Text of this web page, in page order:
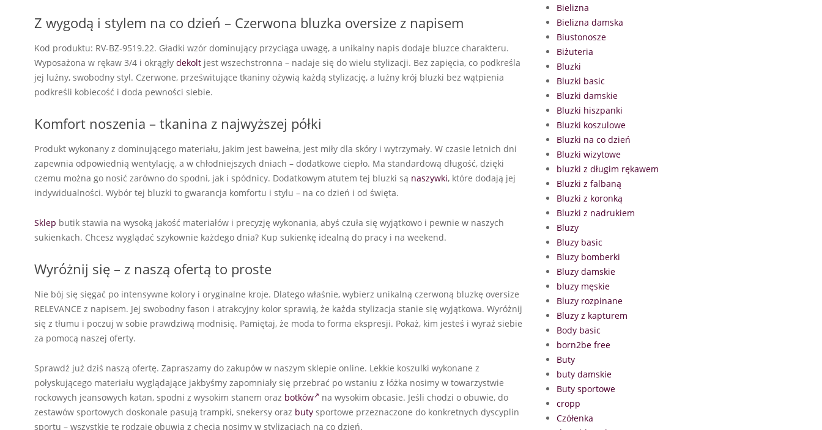
Z wygodą i stylem na co dzień – Czerwona bluzka oversize z napisem
Kod produktu: RV-BZ-9519.22. Gładki wzór dominujący przyciąga uwagę, a unikalny napis dodaje bluzce charakteru.
Wyposażona w rękaw 3/4 i okrągły dekolt jest wszechstronna – nadaje się do wielu stylizacji. Bez zapięcia, co podkreśla
jej luźny, swobodny styl. Czerwone, prześwitujące tkaniny ożywią każdą stylizację, a luźny krój bluzki bez wątpienia
podkreśli kobiecość i doda pewności siebie.
Komfort noszenia – tkanina z najwyższej półki
Produkt wykonany z dominującego materiału, jakim jest bawełna, jest miły dla skóry i wytrzymały. W czasie letnich dni
zapewnia odpowiednią wentylację, a w chłodniejszych dniach – dodatkowe ciepło. Ma standardową długość, dzięki
czemu można go nosić zarówno do spodni, jak i spódnicy. Dodatkowym atutem tej bluzki są naszywki, które dodają jej
indywidualności. Wybór tej bluzki to gwarancja komfortu i stylu – na co dzień i od święta.
Sklep butik stawia na wysoką jakość materiałów i precyzję wykonania, abyś czuła się wyjątkowo i pewnie w naszych
sukienkach. Chcesz wyglądać szykownie każdego dnia? Kup sukienkę idealną do pracy i na weekend.
Wyróżnij się – z naszą ofertą to proste
Nie bój się sięgać po intensywne kolory i oryginalne kroje. Dlatego właśnie, wybierz unikalną czerwoną bluzkę oversize
RELEVANCE z napisem. Jej swobodny fason i atrakcyjny kolor sprawią, że każda stylizacja stanie się wyjątkowa. Wyróżnij
się z tłumu i poczuj w sobie prawdziwą modnisię. Pamiętaj, że moda to forma ekspresji. Pokaż, kim jesteś i wyraź siebie
za pomocą naszej oferty.
Sprawdź już dziś naszą ofertę. Zapraszamy do zakupów w naszym sklepie online. Lekkie koszulki wykonane z
połyskującego materiału wyglądające jakbyśmy zapomniały się przebrać po wstaniu z łóżka nosimy w towarzystwie
rockowych jeansowych katan, spodni z wysokim stanem oraz botków
na wysokim obcasie. Jeśli chodzi o obuwie, do
zestawów sportowych doskonale pasują trampki, snekersy oraz buty sportowe przeznaczone do konkretnych dyscyplin
sportu – wszystkie te rodzaje obuwia z chęcią nosimy w stylizacjach na co dzień.
Bielizna
Bielizna damska
Biustonosze
Biżuteria
Bluzki
Bluzki basic
Bluzki damskie
Bluzki hiszpanki
Bluzki koszulowe
Bluzki na co dzień
Bluzki wizytowe
bluzki z długim rękawem
Bluzki z falbaną
Bluzki z koronką
Bluzki z nadrukiem
Bluzy
Bluzy basic
Bluzy bomberki
Bluzy damskie
bluzy męskie
Bluzy rozpinane
Bluzy z kapturem
Body basic
born2be free
Buty
buty damskie
Buty sportowe
cropp
Czółenka